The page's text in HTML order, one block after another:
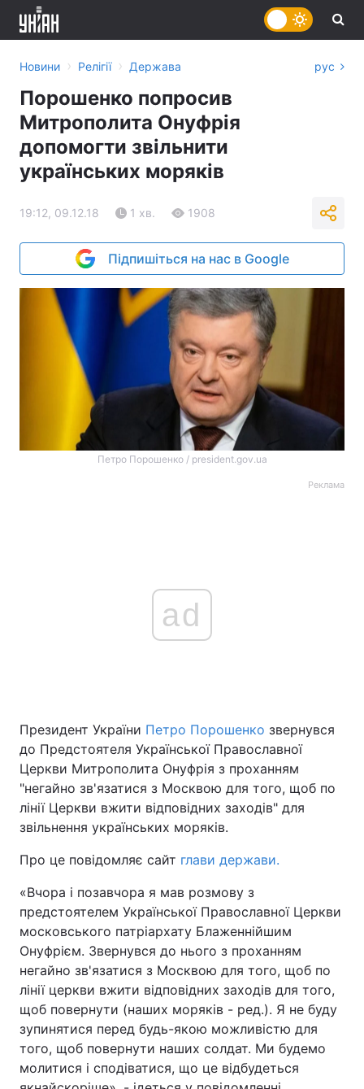
Головна Війна
Україна Політика
Економіка Світ
Наука
Техно і зв'язок Лайт
Зброя Інциденти
Здоров'я Туризм
Цікавинки Погода
Екологія Регіони
Новини › Релігії › Держава рус
Порошенко попросив
Митрополита Онуфрія
допомогти звільнити
українських моряків
19:12, 09.12.18 1 хв. 1908
Підпишіться на нас в Google
Петро Порошенко / president.gov.ua
Реклама
ad
Президент України Петро Порошенко звернувся
до Предстоятеля Української Православної
Церкви Митрополита Онуфрія з проханням
"негайно зв'язатися з Москвою для того, щоб по
лінії Церкви вжити відповідних заходів" для
звільнення українських моряків.
Про це повідомляє сайт глави держави.
«Вчора і позавчора я мав розмову з
предстоятелем Української Православної Церкви
московського патріархату Блаженнійшим
Онуфрієм. Звернувся до нього з проханням
негайно зв'язатися з Москвою для того, щоб по
лінії церкви вжити відповідних заходів для того,
щоб повернути (наших моряків - ред.). Я не буду
зупинятися перед будь-якою можливістю для
того, щоб повернути наших солдат. Ми будемо
молитися і сподіватися, що це відбудеться